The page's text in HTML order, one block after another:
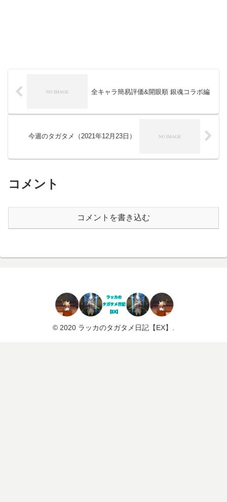
全キャラ簡易評価&開眼順 銀魂コラボ編
今週のタガタメ（2021年12月23日）
コメント
コメントを書き込む
© 2020 ラッカのタガタメ日記【EX】.